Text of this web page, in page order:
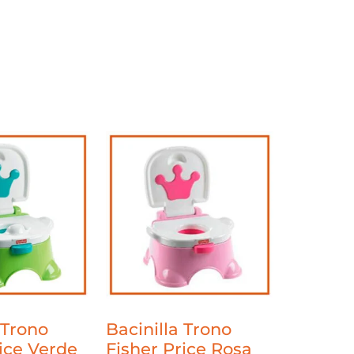
Verde
Bacinilla Trono
Fisher Price Rosa